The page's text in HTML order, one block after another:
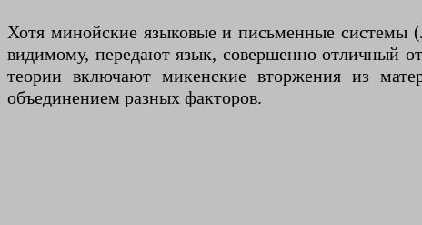
Хотя минойские языковые и письменные системы
видимому, передают язык, совершенно отличный
теории включают микенские вторжения из
объединением разных факторов.